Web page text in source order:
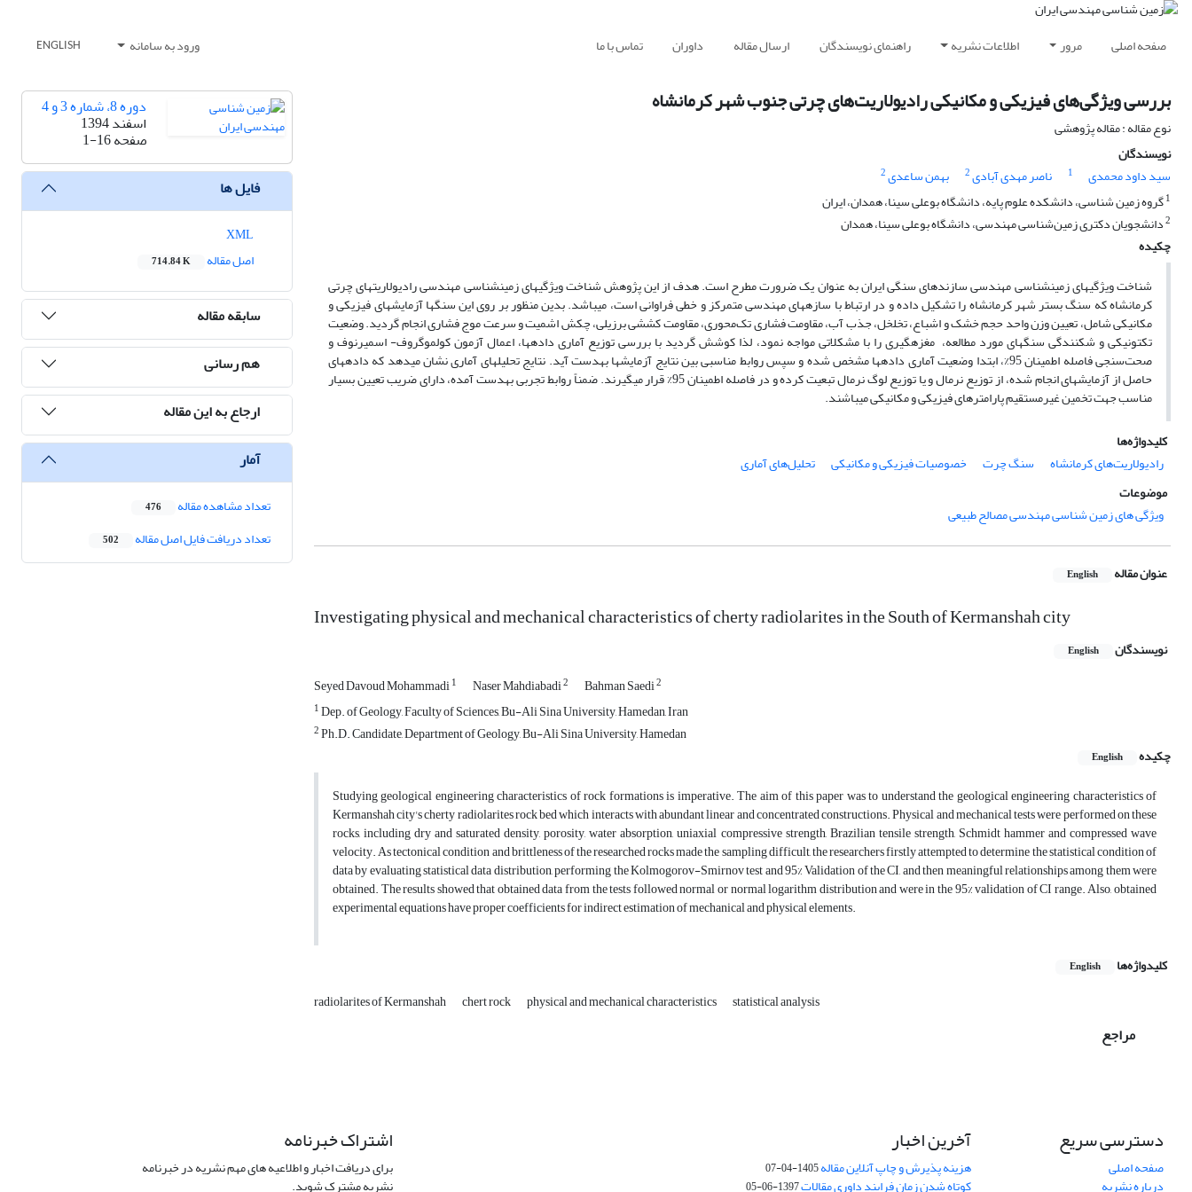
صفحه اصلی مرور اطلاعات نشریه راهنمای نویسندگان ارسال مقاله داوران تماس با ما ورود به سامانه ENGLISH
بررسی ویژگی‌های فیزیکی و مکانیکی رادیولاریت‌های چرتی جنوب شهر کرمانشاه
نوع مقاله : مقاله پژوهشی
نویسندگان
سید داود محمدی
1 ناصر مهدی آبادی2 بهمن ساعدی2
1گروه زمین شناسی، دانشکده علوم پایه، دانشگاه بوعلی سینا، همدان، ایران
2دانشجویان دکتری زمین‌شناسی مهندسی، دانشگاه بوعلی سینا، همدان
چکیده
شناخت ویژگی­های زمین­شناسی مهندسی سازندهای سنگی ایران به عنوان یک ضرورت مطرح است. هدف از این پژوهش شناخت ویژگی­های زمین­شناسی مهندسی رادیولاریت­های چرتی
کرمانشاه که سنگ بستر شهر کرمانشاه را تشکیل داده و در ارتباط با سازه­های مهندسی متمرکز و خطی فراوانی است، می­باشد. بدین منظور بر روی این سنگ­ها آزمایش­های فیزیکی و
مکانیکی شامل، تعیین وزن واحد حجم خشک و اشباع، تخلخل، جذب آب، مقاومت فشاری تک‌محوری، مقاومت کششی برزیلی، چکش اشمیت و سرعت موج فشاری انجام گردید. وضعیت
تکتونیکی و شکنندگی سنگ­های مورد مطالعه، مغزه­گیری را با مشکلاتی مواجه نمود، لذا کوشش گردید با بررسی توزیع آماری داده­ها، اعمال آزمون کولموگروف- اسمیرنوف و
صحت‌سنجی فاصله اطمینان 95%، ابتدا وضعیت آماری داده­ها مشخص شده و سپس روابط مناسبی بین نتایج آزمایش­ها به­دست آید. نتایج تحلیل­های آماری نشان می­دهد که داده­های
حاصل از آزمایش­های انجام شده، از توزیع نرمال و یا توزیع لوگ نرمال تبعیت کرده و در فاصله اطمینان 95% قرار می­گیرند. ضمناً روابط تجربی به­دست آمده، دارای ضریب تعیین بسیار
مناسب جهت تخمین غیرمستقیم پارامترهای فیزیکی و مکانیکی می­باشند.
کلیدواژه‌ها
رادیولاریت‌های کرمانشاه
سنگ چرت خصوصیات فیزیکی و مکانیکی
تحلیل‌های آماری
موضوعات
ویژگی های زمین شناسی مهندسی مصالح طبیعی
عنوان مقاله English
Investigating physical and mechanical characteristics of cherty radiolarites in the South of Kermanshah city
نویسندگان English
Seyed Davoud Mohammadi1 Naser Mahdiabadi2 Bahman Saedi2
1Dep. of Geology, Faculty of Sciences, Bu-Ali Sina University, Hamedan, Iran
2Ph.D. Candidate, Department of Geology, Bu-Ali Sina University, Hamedan
چکیده
English
Studying geological engineering characteristics of rock formations is imperative. The aim of this paper was to understand the geological engineering characteristics of
Kermanshah city's cherty radiolarites rock bed which interacts with abundant linear and concentrated constructions. Physical and mechanical tests were performed on these
rocks, including dry and saturated density, porosity, water absorption, uniaxial compressive strength, Brazilian tensile strength, Schmidt hammer and compressed wave
velocity. As tectonical condition and brittleness of the researched rocks made the sampling difficult, the researchers firstly attempted to determine the statistical condition of
data by evaluating statistical data distribution, performing the Kolmogorov-Smirnov test and 95% Validation of the CI, and then meaningful relationships among them were
obtained. The results showed that obtained data from the tests followed normal or normal logarithm distribution and were in the 95% validation of CI range. Also, obtained
experimental equations have proper coefficients for indirect estimation of mechanical and physical elements.
کلیدواژه‌ها English
radiolarites of Kermanshah chert rock physical and mechanical characteristics statistical analysis
مراجع
دوره 8، شماره 3 و 4
اسفند 1394
صفحه1-16
فایل ها
اصل مقاله
714.84 K
سابقه مقاله
هم رسانی
ارجاع به این مقاله
آمار
تعداد مشاهده مقاله 476
تعداد دریافت فایل اصل مقاله 502
دسترسی سریع
صفحه اصلی
درباره نشریه
آخرین اخبار
هزینه پذیرش و چاپ آنلاین مقاله1405-04-07
کوتاه شدن زمان فرایند داوری مقالات1397-06-05
اشتراک خبرنامه
برای دریافت اخبار و اطلاعیه های مهم نشریه در خبرنامه
نشریه مشترک شوید.